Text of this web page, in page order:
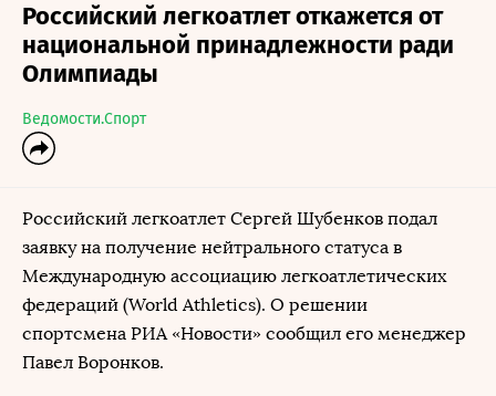
Российский легкоатлет откажется от
национальной принадлежности ради
Олимпиады
Ведомости.Спорт
Российский легкоатлет Сергей Шубенков подал
заявку на получение нейтрального статуса в
Международную ассоциацию легкоатлетических
федераций (World Athletics). О решении
спортсмена РИА «Новости» сообщил его менеджер
Павел Воронков.